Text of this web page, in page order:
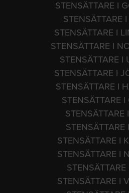
STENSÄTTARE I
STENSÄTTARE
STENSÄTTARE I
STENSÄTTARE I
STENSÄTTARE I
STENSÄTTARE I
STENSÄTTARE I
STENSÄTTARE I
STENSÄTTARE
STENSÄTTARE
STENSÄTTARE I
STENSÄTTARE I
STENSÄTTARE I